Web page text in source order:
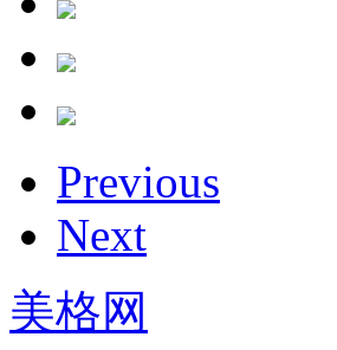
Previous
Next
美格网